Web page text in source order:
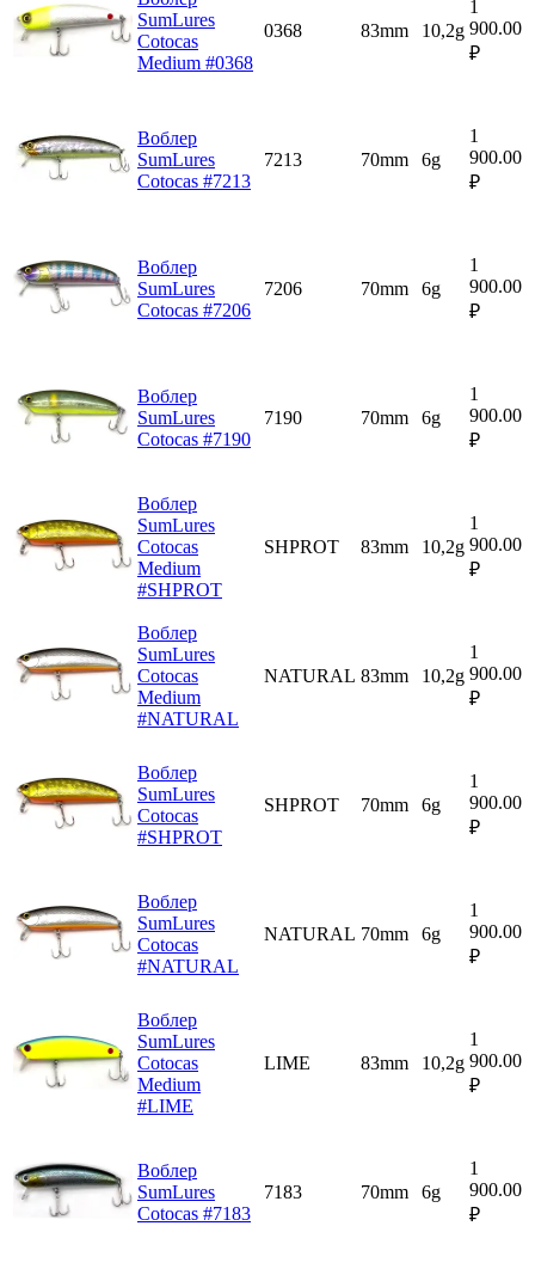
SumLures
Cotocas
Medium #0368
0368 83mm 10,2g
1
900.00
₽
Воблер
SumLures
Cotocas #7213
7213 70mm 6g
1
900.00
₽
Воблер
SumLures
Cotocas #7206
7206 70mm 6g
1
900.00
₽
Воблер
SumLures
Cotocas #7190
7190 70mm 6g
1
900.00
₽
Воблер
SumLures
Cotocas
Medium
#SHPROT
SHPROT 83mm 10,2g
1
900.00
₽
Воблер
SumLures
Cotocas
Medium
#NATURAL
NATURAL 83mm 10,2g
1
900.00
₽
Воблер
SumLures
Cotocas
#SHPROT
SHPROT 70mm 6g
1
900.00
₽
Воблер
SumLures
Cotocas
#NATURAL
NATURAL 70mm 6g
1
900.00
₽
Воблер
SumLures
Cotocas
Medium
#LIME
LIME 83mm 10,2g
1
900.00
₽
Воблер
SumLures
Cotocas #7183
7183 70mm 6g
1
900.00
₽